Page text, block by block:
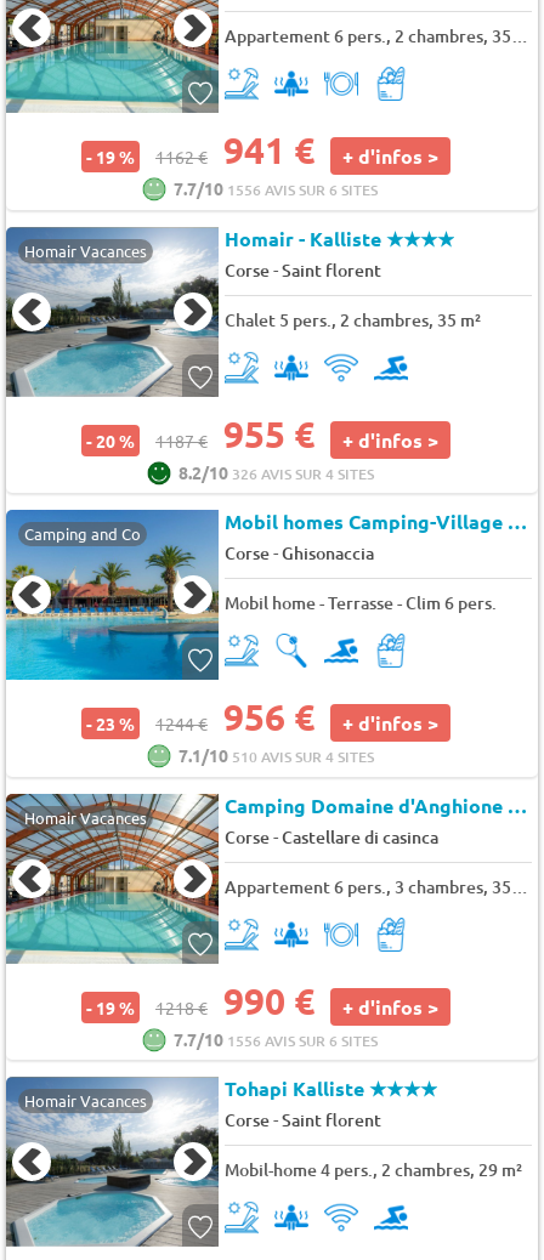
Appartement 6 pers., 2 chambres, 35 m²
- 19 % 1162 € 941 € + d'infos >
7.7/10 1556 AVIS SUR 6 SITES
Homair Vacances Homair - Kalliste★★★★
Corse-Saint florent
Chalet 5 pers., 2 chambres, 35 m²
- 20 % 1187 € 955 € + d'infos >
8.2/10 326 AVIS SUR 4 SITES
Camping and Co Mobil homes Camping-Village Marina d'Erba Ros
Corse-Ghisonaccia
Mobil home - Terrasse - Clim 6 pers.
- 23 % 1244 € 956 € + d'infos >
7.1/10 510 AVIS SUR 4 SITES
Homair Vacances Camping Domaine d'Anghione * - Maeva Camping
Corse-Castellare di casinca
Appartement 6 pers., 3 chambres, 35 m²
- 19 % 1218 € 990 € + d'infos >
7.7/10 1556 AVIS SUR 6 SITES
Homair Vacances Tohapi Kalliste★★★★
Corse-Saint florent
Mobil-home 4 pers., 2 chambres, 29 m²